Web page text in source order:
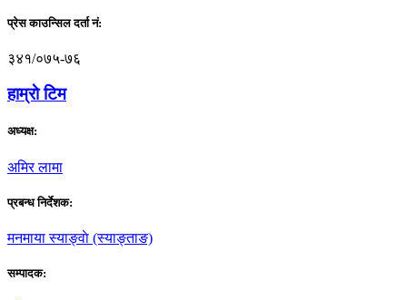
प्रेस काउन्सिल दर्ता नं:
३४१/०७५-७६
हाम्राे टिम
अध्यक्ष:
अमिर लामा
प्रबन्ध निर्देशक:
मनमाया स्याङ्वाे (स्याङ्ताङ)
सम्पादक: